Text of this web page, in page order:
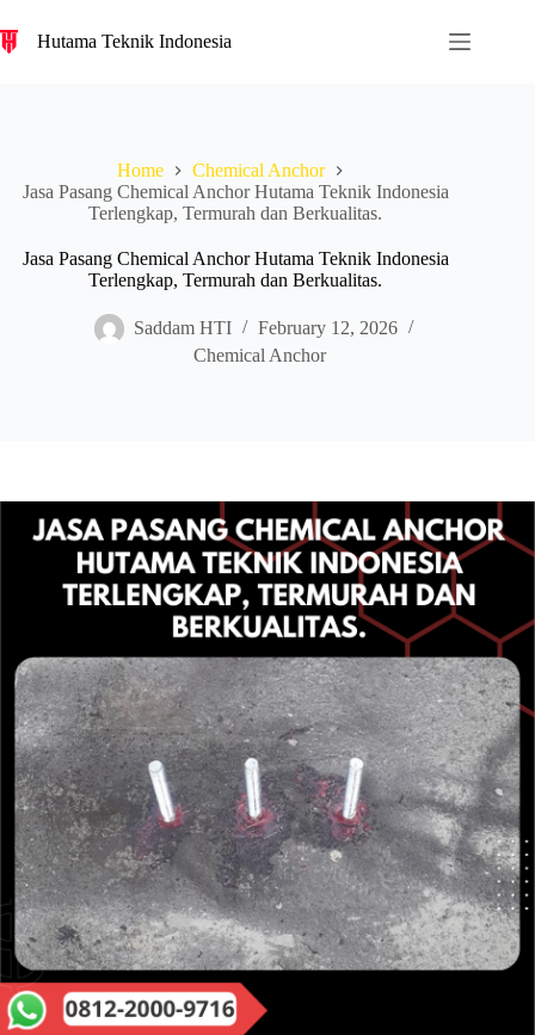
n
n
Hutama Teknik Indonesia
Home
Chemical Anchor
Jasa Pasang Chemical Anchor Hutama Teknik Indonesia
Terlengkap, Termurah dan Berkualitas.
Jasa Pasang Chemical Anchor Hutama Teknik Indonesia
Terlengkap, Termurah dan Berkualitas.
Saddam HTI
February 12, 2026
Chemical Anchor